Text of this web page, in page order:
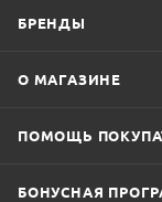
БРЕНДЫ
О МАГАЗИНЕ
ПОМОЩЬ
БОНУСНАЯ